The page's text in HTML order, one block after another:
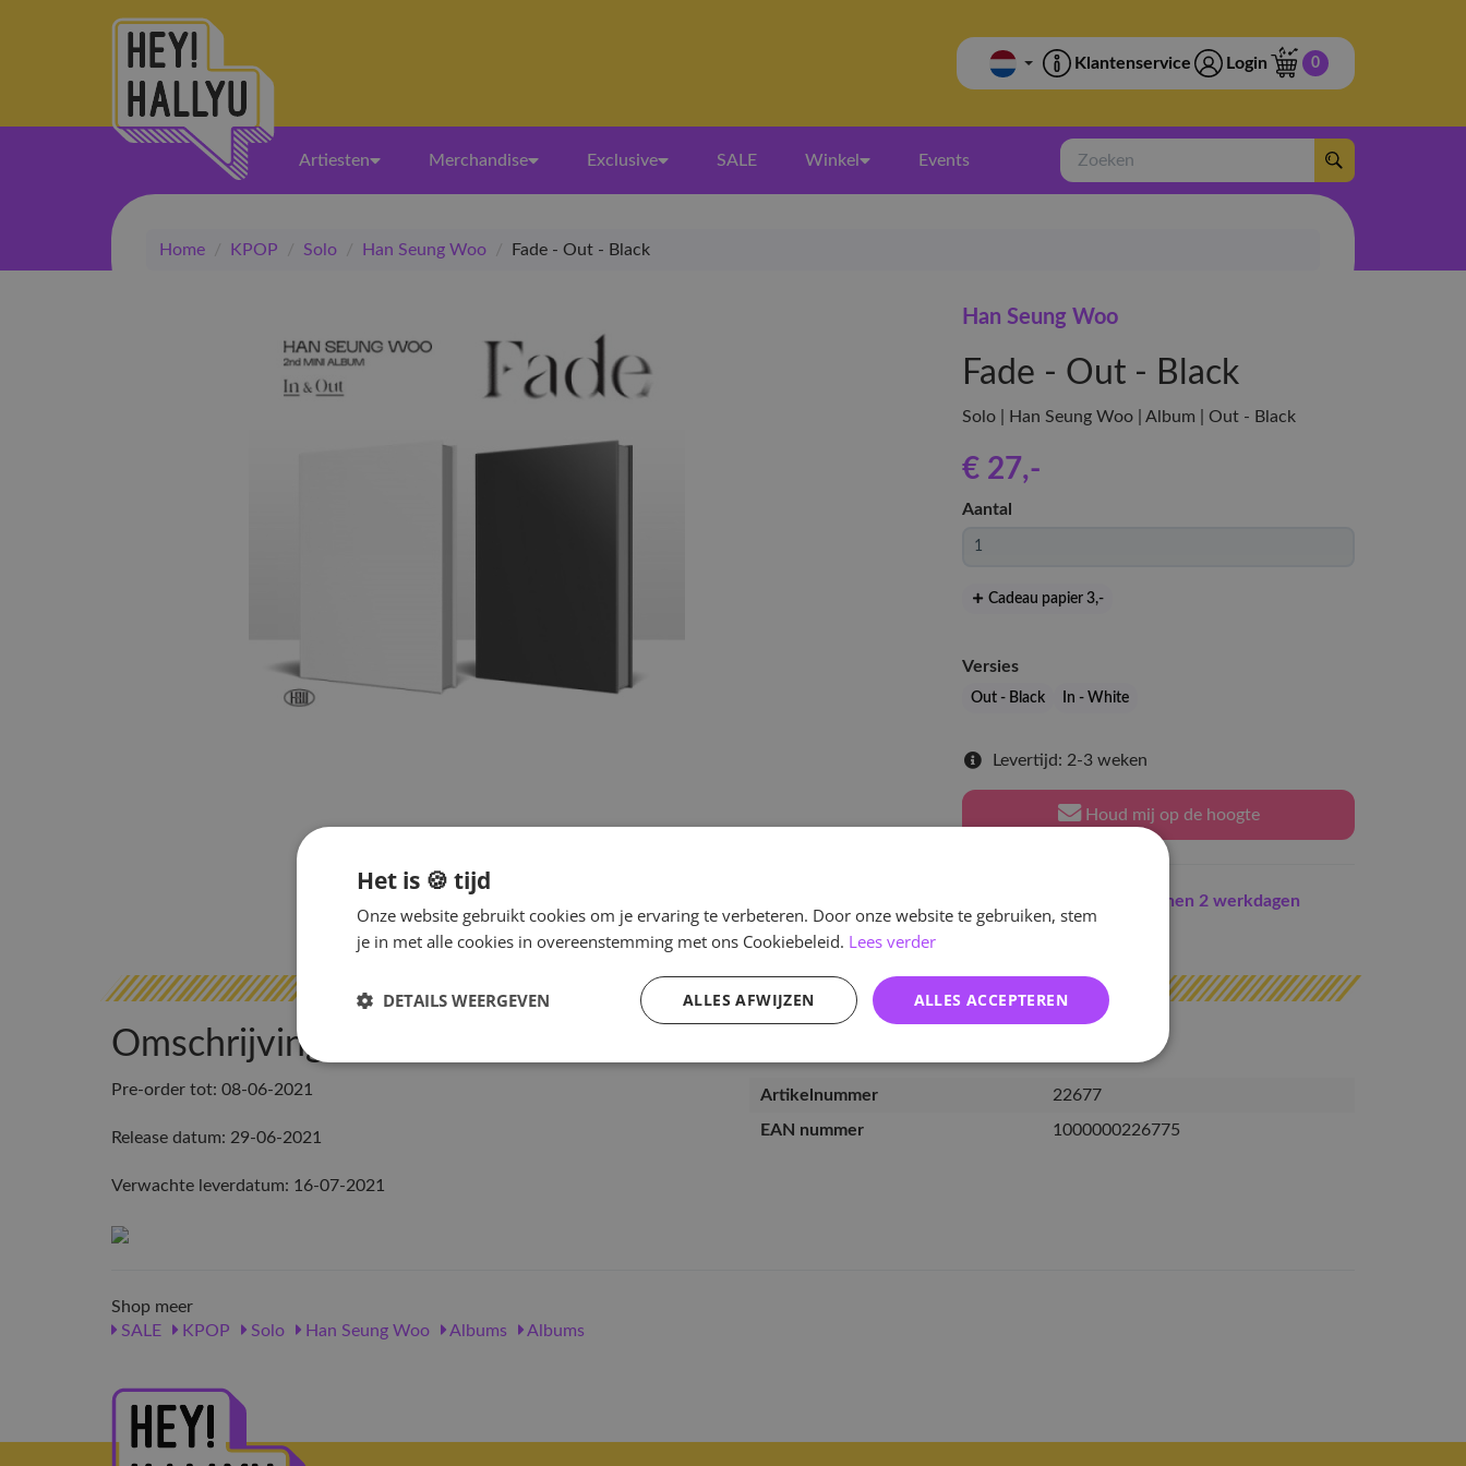
Klantenservice Login 0
Artiesten Merchandise Exclusive SALE Winkel Events
Zoeken
Home / KPOP / Solo / Han Seung Woo / Fade - Out - Black
Han Seung Woo
Fade - Out - Black
Solo | Han Seung Woo | Album | Out - Black
€ 27,-
Aantal
Cadeau papier 3,-
Versies
Out - Black In - White
Levertijd: 2-3 weken
Houd mij op de hoogte
binnen 2 werkdagen
verzonden
Omschrijving
Pre-order tot: 08-06-2021
Release datum: 29-06-2021
Verwachte leverdatum: 16-07-2021
Artikelnummer
22677
EAN nummer
1000000226775
Shop meer
SALE
KPOP Solo Han Seung Woo Albums Albums
Het is 🍪 tijd
Onze website gebruikt cookies om je ervaring te verbeteren. Door onze website te gebruiken, stem
je in met alle cookies in overeenstemming met ons Cookiebeleid. Lees verder
ALLES ACCEPTEREN
ALLES AFWIJZEN
DETAILS WEERGEVEN